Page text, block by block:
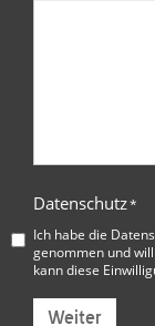
Datenschutz*
Ich habe die
genommen und
kann diese
Weiter